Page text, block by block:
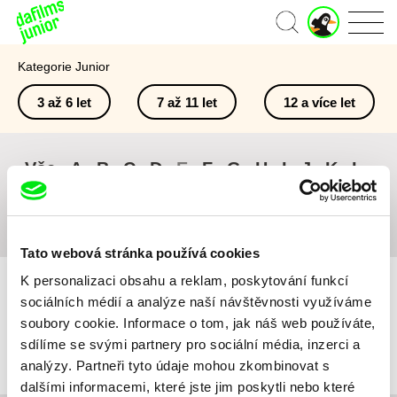
Tato webová stránka používá cookies
K personalizaci obsahu a reklam, poskytování funkcí
sociálních médií a analýze naší návštěvnosti využíváme
soubory cookie. Informace o tom, jak náš web používáte,
sdílíme se svými partnery pro sociální média, inzerci a
analýzy. Partneři tyto údaje mohou zkombinovat s
dalšími informacemi, které jste jim poskytli nebo které
Domů
J
u
o
r
ú
Kategorie Junior
3 až 6 let 7 až 11 let 12 a více let
Vše A B C D E F G H I J K
L
M
W X
Y
Z
#
Pro vybraná kritéria nebyl v katalogu nalezen žádný film.